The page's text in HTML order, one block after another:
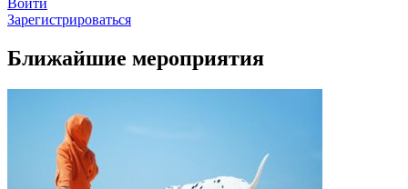
Войти
Зарегистрироваться
Ближайшие мероприятия